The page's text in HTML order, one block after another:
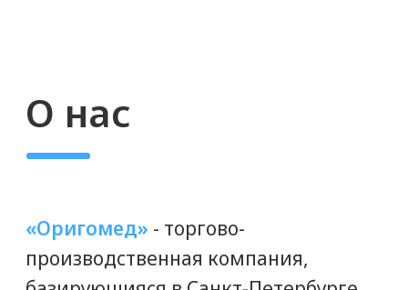
Доставим мезонити «Ettio» вам
транспортной или курьерской